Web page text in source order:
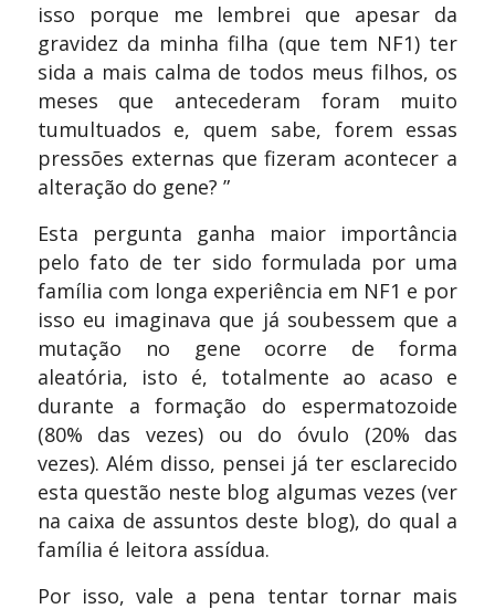
isso porque me lembrei que apesar da
gravidez da minha filha (que tem NF1) ter
sida a mais calma de todos meus filhos, os
meses que antecederam foram muito
tumultuados e, quem sabe, forem essas
pressões externas que fizeram acontecer a
alteração do gene? ”
Esta pergunta ganha maior importância
pelo fato de ter sido formulada por uma
família com longa experiência em NF1 e por
isso eu imaginava que já soubessem que a
mutação no gene ocorre de forma
aleatória, isto é, totalmente ao acaso e
durante a formação do espermatozoide
(80% das vezes) ou do óvulo (20% das
vezes). Além disso, pensei já ter esclarecido
esta questão neste blog algumas vezes (ver
na caixa de assuntos deste blog), do qual a
família é leitora assídua.
Por isso, vale a pena tentar tornar mais